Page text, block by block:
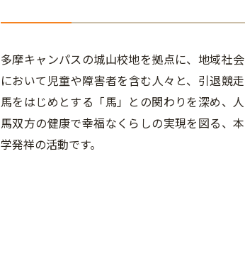
多摩キャンパスの城山校地を拠点に、地域社会
において児童や障害者を含む人々と、引退競走
馬をはじめとする「馬」との関わりを深め、人
馬双方の健康で幸福なくらしの実現を図る、本
学発祥の活動です。